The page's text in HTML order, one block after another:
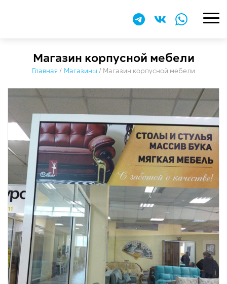
Магазин корпусной мебели
Главная / Магазины / Магазин корпусной мебели